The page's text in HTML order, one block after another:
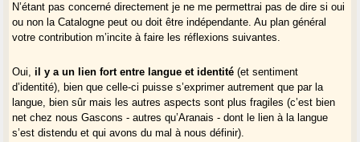
N’étant pas concerné directement je ne me permettrai pas de dire si oui
ou non la Catalogne peut ou doit être indépendante. Au plan général
votre contribution m’incite à faire les réflexions suivantes.
Oui,il y a un lien fort entre langue et identité (et sentiment
d’identité), bien que celle-ci puisse s’exprimer autrement que par la
langue, bien sûr mais les autres aspects sont plus fragiles (c’est bien
net chez nous Gascons - autres qu’Aranais - dont le lien à la langue
s’est distendu et qui avons du mal à nous définir).